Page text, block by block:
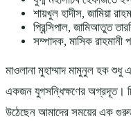
শায়খুল হাদীস, জামিয়া
প্রিন্সিপাল, জামিআতুত
সম্পাদক, মাসিক
মাওলানা মুহাম্মাদ মামুনুল হক
একজন যুগসন্ধিক্ষণের অগ্রদূত।
উঠেছেন আমাদের সময়ের এক